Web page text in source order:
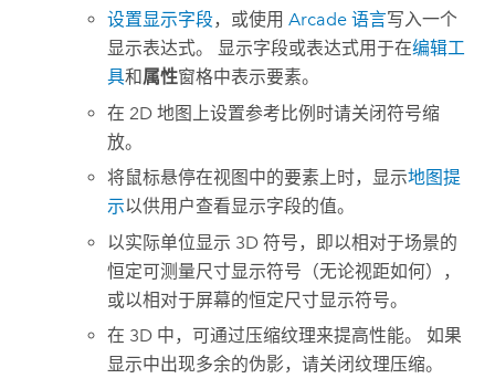
设置显示字段，或使用Arcade 语言写入一个
显示表达式。 显示字段或表达式用于在编辑工
具和属性窗格中表示要素。
在 2D 地图上设置参考比例时请关闭符号缩
放。
将鼠标悬停在视图中的要素上时，显示地图提
示以供用户查看显示字段的值。
以实际单位显示 3D 符号，即以相对于场景的
恒定可测量尺寸显示符号（无论视距如何），
或以相对于屏幕的恒定尺寸显示符号。
在 3D 中，可通过压缩纹理来提高性能。 如果
显示中出现多余的伪影，请关闭纹理压缩。